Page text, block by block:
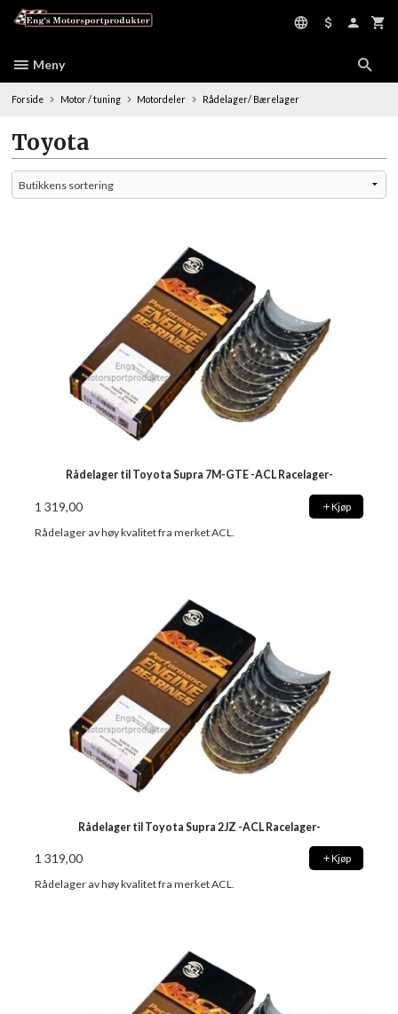
Meny
Forside Motor / tuning Motordeler Rådelager/ Bærelager
Toyota
Rådelager til Toyota Supra 7M-GTE -ACL Racelager-
1 319,00 Kjøp
Rådelager av høy kvalitet fra merket ACL.
Rådelager til Toyota Supra 2JZ -ACL Racelager-
1 319,00 Kjøp
Rådelager av høy kvalitet fra merket ACL.